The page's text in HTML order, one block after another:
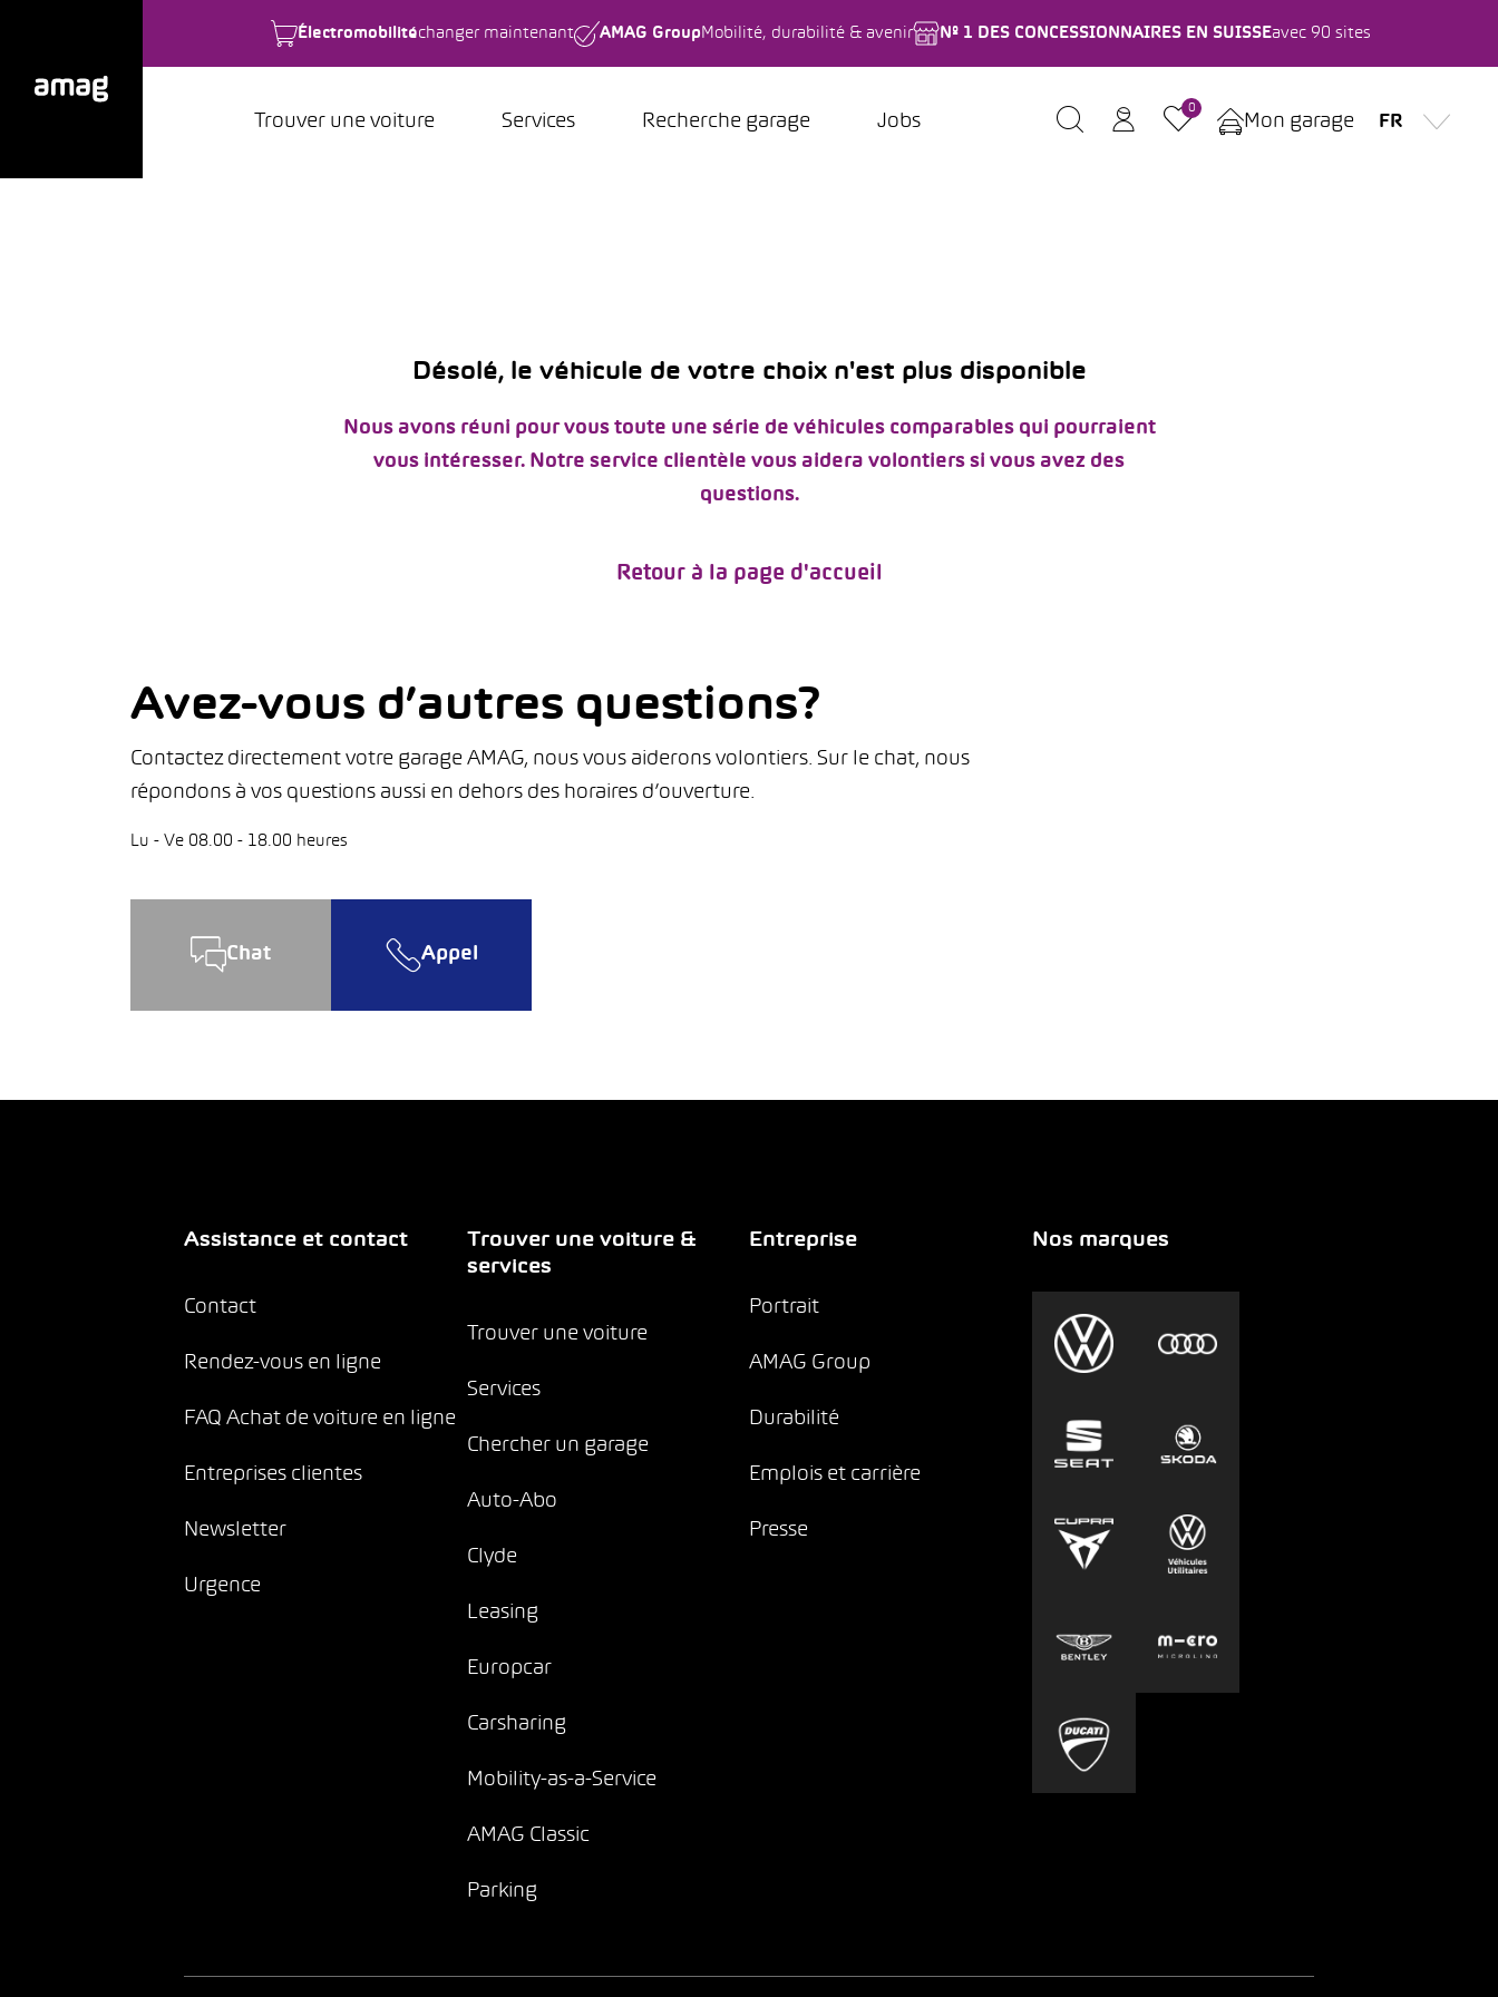
Électromobilitéchanger maintenant AMAG Group Mobilité, durabilité & avenir Nº 1 DES CONCESSIONNAIRES EN SUISSEavec 90 sites
Trouver une voiture Services Recherche garage Jobs
0
Mon garage FR
Désolé, le véhicule de votre choix n'est plus disponible
Nous avons réuni pour vous toute une série de véhicules comparables qui pourraient
vous intéresser. Notre service clientèle vous aidera volontiers si vous avez des
questions.
Retour à la page d'accueil
Avez-vous d’autres questions?
Contactez directement votre garage AMAG, nous vous aiderons volontiers. Sur le chat, nous
répondons à vos questions aussi en dehors des horaires d’ouverture.
Lu - Ve 08.00 - 18.00 heures
Chat Appel
Assistance et contact
Contact
Rendez-vous en ligne
FAQ Achat de voiture en ligne
Entreprises clientes
Newsletter
Urgence
Trouver une voiture &
services
Trouver une voiture
Services
Chercher un garage
Auto-Abo
Clyde
Leasing
Europcar
Carsharing
Mobility-as-a-Service
AMAG Classic
Parking
Entreprise
Portrait
AMAG Group
Durabilité
Emplois et carrière
Presse
Nos marques